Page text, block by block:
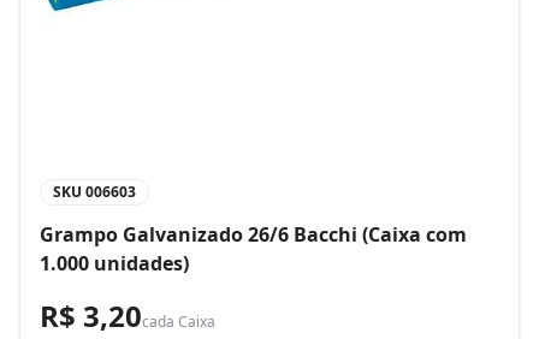
SKU 006603
Grampo Galvanizado 26/6 Bacchi (Caixa com
1.000 unidades)
R$ 3,20cada Caixa